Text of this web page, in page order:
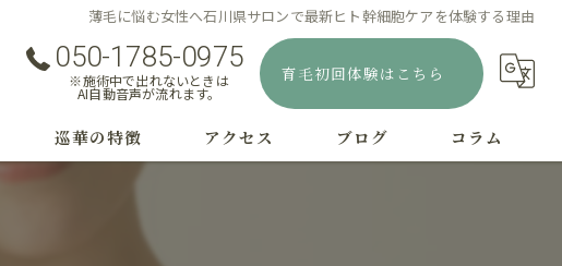
薄毛に悩む女性へ石川県サロンで最新ヒト幹細胞ケアを体験する理由
050-1785-0975
※施術中で出れないときは
AI自動音声が流れます。
育毛初回体験はこちら
巡華の特徴 アクセス ブログ コラム